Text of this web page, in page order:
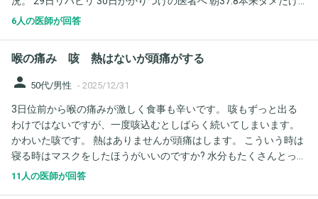
ど、行く。 戻り次第、疲労で食事ほぼ取らず就寝。 寝る前37.8 31
せてもらう 19時39.6度 血圧101-70 平常です
6人の医師が回答
喉の痛み 咳 熱はないが頭痛がする
person 50代/男性 - 2025/12/31
3日位前から喉の痛みが激しく食事も辛いです。 咳もずっと出る
わけではないですが、一度咳込むとしばらく続いてしまいます。
かわいた咳です。 熱はありませんが頭痛はします。 こういう時は
寝る時はマスクをしたほうがいいのですか? 水分もたくさんとった
ほうがいいのですか?
11人の医師が回答